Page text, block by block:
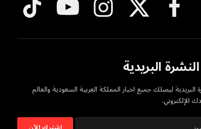
فيسبوك X الانستغرام يوتيوب تيكتوك
البريدية
ليصلك جميع اخبار المملكة العربية السعودية والعالم
الإلكتروني.